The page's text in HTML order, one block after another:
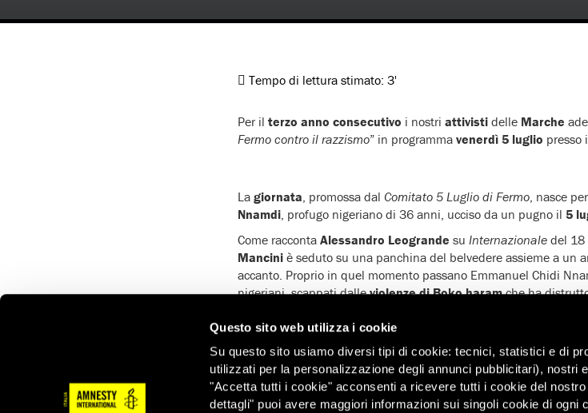
Questo sito web utilizza i cookie
Su questo sito usiamo diversi tipi di cookie: tecnici, statistici e di
utilizzati per la personalizzazione degli annunci pubblicitari), nostri
"Accetta tutti i cookie" acconsenti a ricevere tutti i cookie del
dettagli" puoi avere maggiori informazioni sui singoli cookie di ogni
Tempo di lettura stimato: 3'
Per il terzo anno consecutivo i nostri attivisti delle Marche
Fermo contro il razzismo” in programma venerdì 5 luglio presso
La giornata, promossa dal Comitato 5 Luglio di Fermo, nasce per
Nnamdi, profugo nigeriano di 36 anni, ucciso da un pugno il 5
Come racconta Alessandro Leogrande su Internazionale del 18
Mancini è seduto su una panchina del belvedere assieme a un
accanto. Proprio in quel momento passano Emmanuel Chidi
nigeriani, scappati dalleviolenze di Boko haramche ha
insieme ad altri profughi. Stanno andando in centro
procedono a passo spedito, mentre Chiniery si ferma a bere un
Ed è allora che Amedeo Mancini prende ainsultarla. La chiama
non capisce l’insulto, ma Chiniery sì, conosce qualche parola
traduce a Emmanuel che si dirige verso Amedeo Mancini, che si
scoppia una colluttazione, che finisce in modo drammatico.